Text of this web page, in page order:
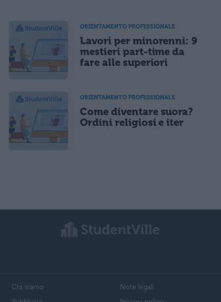
ORIENTAMENTO PROFESSIONALE
Lavori per minorenni: 9
mestieri part-time da
fare alle superiori
ORIENTAMENTO PROFESSIONALE
Come diventare suora?
Ordini religiosi e iter
Chi siamo
Note legali